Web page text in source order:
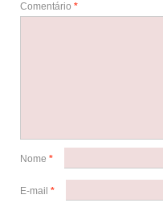
Comentário *
Nome *
E-mail *